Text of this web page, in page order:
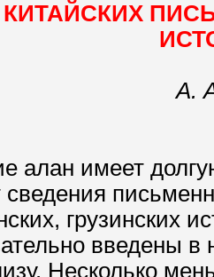
КИТАЙСКИХ
А.
алан имеет
грузинских
введены в
Несколько